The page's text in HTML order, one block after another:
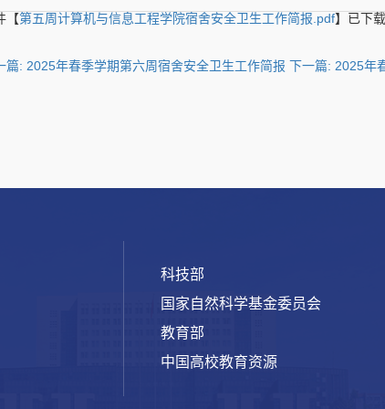
【第五周计算机与信息工程学院宿舍安全卫生工作简报.pdf】已下载
篇: 2025年春季学期第六周宿舍安全卫生工作简报 下一篇: 2025年
科技部
国家自然科学基金委员会
教育部
中国高校教育资源